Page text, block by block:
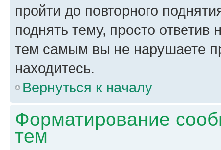
пройти до повторного
поднять тему, просто ответив
тем самым вы не нарушаете
находитесь.
Вернуться к началу
Форматирование
тем